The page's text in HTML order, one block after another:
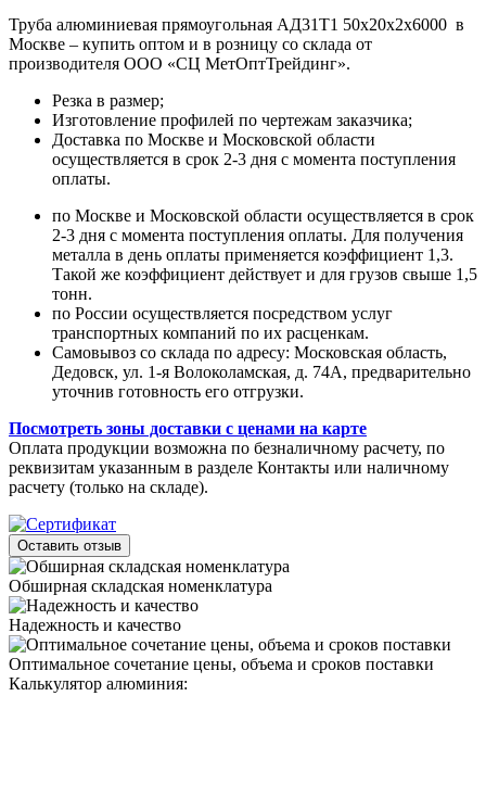
Труба алюминиевая прямоугольная АД31Т1 50х20х2х6000 в
Москве – купить оптом и в розницу со склада от
производителя ООО «СЦ МетОптТрейдинг».
Резка в размер;
Изготовление профилей по чертежам заказчика;
Доставка по Москве и Московской области
осуществляется в срок 2-3 дня с момента поступления
оплаты.
по Москве и Московской области осуществляется в срок
2-3 дня с момента поступления оплаты. Для получения
металла в день оплаты применяется коэффициент 1,3.
Такой же коэффициент действует и для грузов свыше 1,5
тонн.
по России осуществляется посредством услуг
транспортных компаний по их расценкам.
Самовывоз со склада по адресу: Московская область,
Дедовск, ул. 1-я Волоколамская, д. 74А, предварительно
уточнив готовность его отгрузки.
Посмотреть зоны доставки с ценами на карте
Оплата продукции возможна по безналичному расчету, по
реквизитам указанным в разделе Контакты или наличному
расчету (только на складе).
Оставить отзыв
Обширная складская номенклатура
Надежность и качество
Оптимальное сочетание цены, объема и сроков поставки
Калькулятор алюминия: